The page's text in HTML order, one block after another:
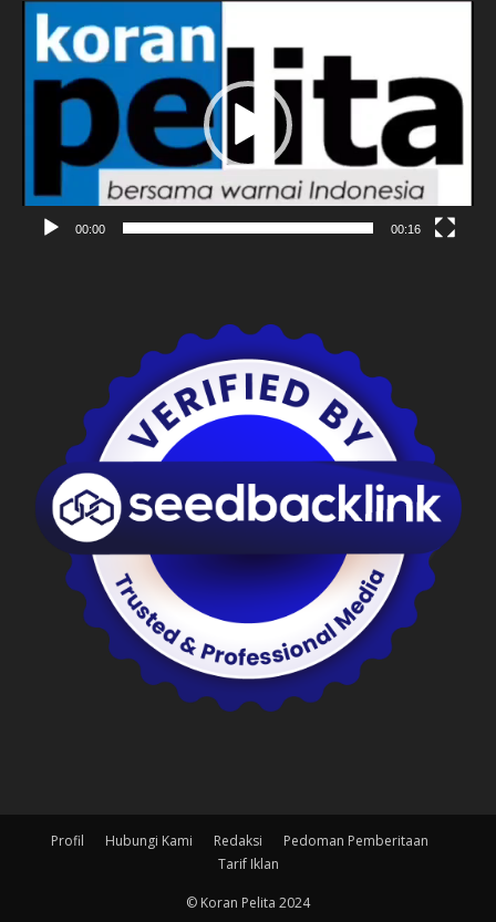
Pemutar
Video
00:00 00:16
Profil Hubungi Kami Redaksi
Pedoman Pemberitaan
Tarif Iklan
© Koran Pelita 2024